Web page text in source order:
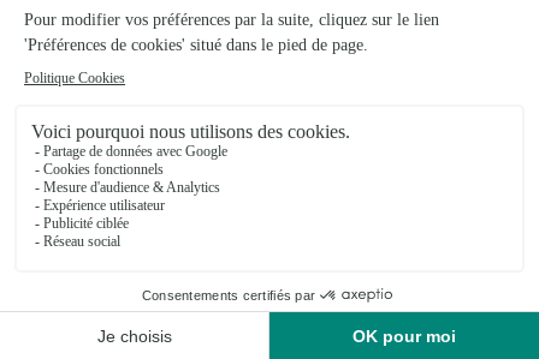
Lina Fleurs Sarl Jpm
Villefranche Sur Saone
★★★★★4 (95)
777, rue Nationale